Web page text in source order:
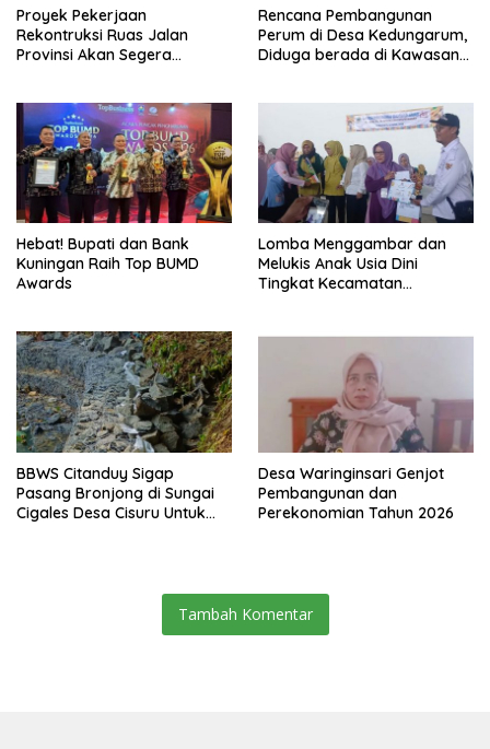
Proyek Pekerjaan
Rekontruksi Ruas Jalan
Provinsi Akan Segera
Rencana Pembangunan
Perum di Desa Kedungarum,
Diduga berada di Kawasan
Hebat! Bupati dan Bank
Kuningan Raih Top BUMD
Awards
Lomba Menggambar dan
Melukis Anak Usia Dini
Tingkat Kecamatan
BBWS Citanduy Sigap
Pasang Bronjong di Sungai
Cigales Desa Cisuru Untuk
Desa Waringinsari Genjot
Pembangunan dan
Perekonomian Tahun 2026
Tambah Komentar